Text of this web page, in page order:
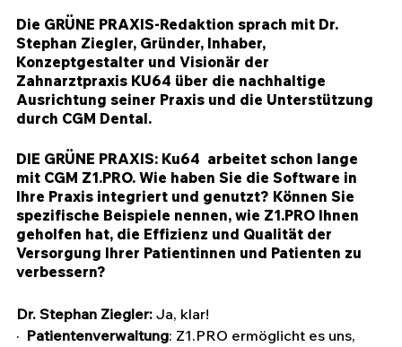
Die GRÜNE PRAXIS-Redaktion sprach mit Dr.
Stephan Ziegler, Gründer, Inhaber,
Konzeptgestalter und Visionär der
Zahnarztpraxis KU64 über die nachhaltige
Ausrichtung seiner Praxis und die Unterstützung
durch CGM Dental.
DIE GRÜNE PRAXIS: Ku64  arbeitet schon lange
mit CGM Z1.PRO. Wie haben Sie die Software in
Ihre Praxis integriert und genutzt? Können Sie
spezifische Beispiele nennen, wie Z1.PRO Ihnen
geholfen hat, die Effizienz und Qualität der
Versorgung Ihrer Patientinnen und Patienten zu
verbessern?
Dr. Stephan Ziegler: Ja, klar!
· Patientenverwaltung: Z1.PRO ermöglicht es uns,